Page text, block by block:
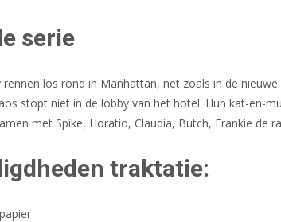
serie
rennen los rond in Manhattan, net zoals in de
stopt niet in de lobby van het hotel. Hun kat-en-
met Spike, Horatio, Claudia, Butch, Frankie de
traktatie: